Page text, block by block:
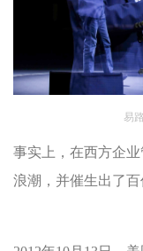
易
事实上，在西方企
浪潮，并催生出了百